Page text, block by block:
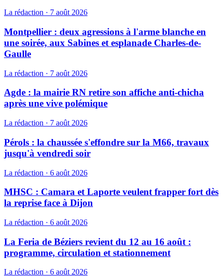
La rédaction · 7 août 2026
Montpellier : deux agressions à l'arme blanche en
une soirée, aux Sabines et esplanade Charles-de-
Gaulle
La rédaction · 7 août 2026
Agde : la mairie RN retire son affiche anti-chicha
après une vive polémique
La rédaction · 7 août 2026
Pérols : la chaussée s'effondre sur la M66, travaux
jusqu'à vendredi soir
La rédaction · 6 août 2026
MHSC : Camara et Laporte veulent frapper fort dès
la reprise face à Dijon
La rédaction · 6 août 2026
La Feria de Béziers revient du 12 au 16 août :
programme, circulation et stationnement
La rédaction · 6 août 2026